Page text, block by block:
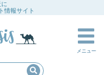
情報サイト
メニュー